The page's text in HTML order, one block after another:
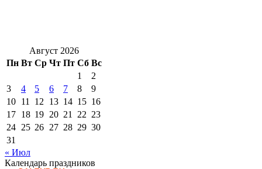
Август 2026
Пн Вт Ср Чт Пт Сб Вс
1
2
3
4 5 6 7 8
9
10 11 12 13 14 15 16
17 18 19 20 21 22 23
24 25 26 27 28 29 30
31
« Июл
Календарь праздников